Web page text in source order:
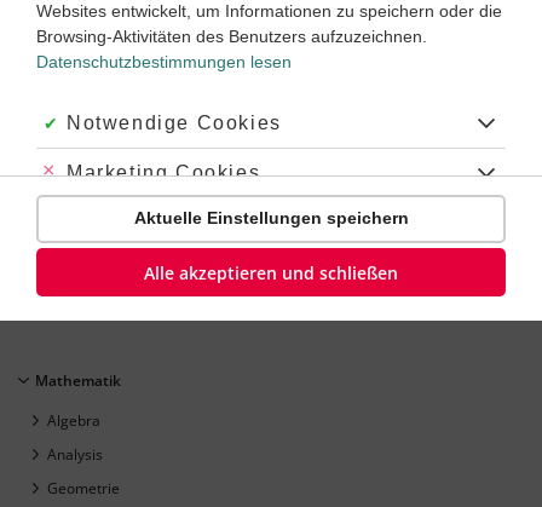
Mathematik Klasse6
Klassenarbeit
Mathematik Klasse6
Dauer:
45 Minuten
Mathematik
Algebra
Analysis
Geometrie
Websites entwickelt, um Informationen zu speichern oder die
Browsing-Aktivitäten des Benutzers aufzuzeichnen.
Datenschutzbestimmungen lesen
Akzeptiert:
Notwendige Cookies
Abgelehnt:
Marketing Cookies
Abgelehnt:
Personalisierungs-Cookies
Aktuelle Einstellungen speichern
Alle akzeptieren und schließen